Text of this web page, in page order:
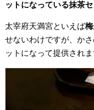
ットになっている抹茶セ
太宰府天満宮といえば
せないわけですが、か
ットになって提供されま